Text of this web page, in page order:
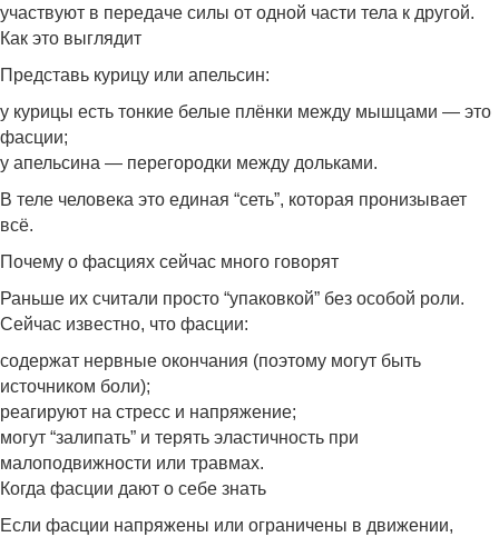
участвуют в передаче силы от одной части тела к другой.
Как это выглядит
Представь курицу или апельсин:
у курицы есть тонкие белые плёнки между мышцами — это
фасции;
у апельсина — перегородки между дольками.
В теле человека это единая “сеть”, которая пронизывает
всё.
Почему о фасциях сейчас много говорят
Раньше их считали просто “упаковкой” без особой роли.
Сейчас известно, что фасции:
содержат нервные окончания (поэтому могут быть
источником боли);
реагируют на стресс и напряжение;
могут “залипать” и терять эластичность при
малоподвижности или травмах.
Когда фасции дают о себе знать
Если фасции напряжены или ограничены в движении,